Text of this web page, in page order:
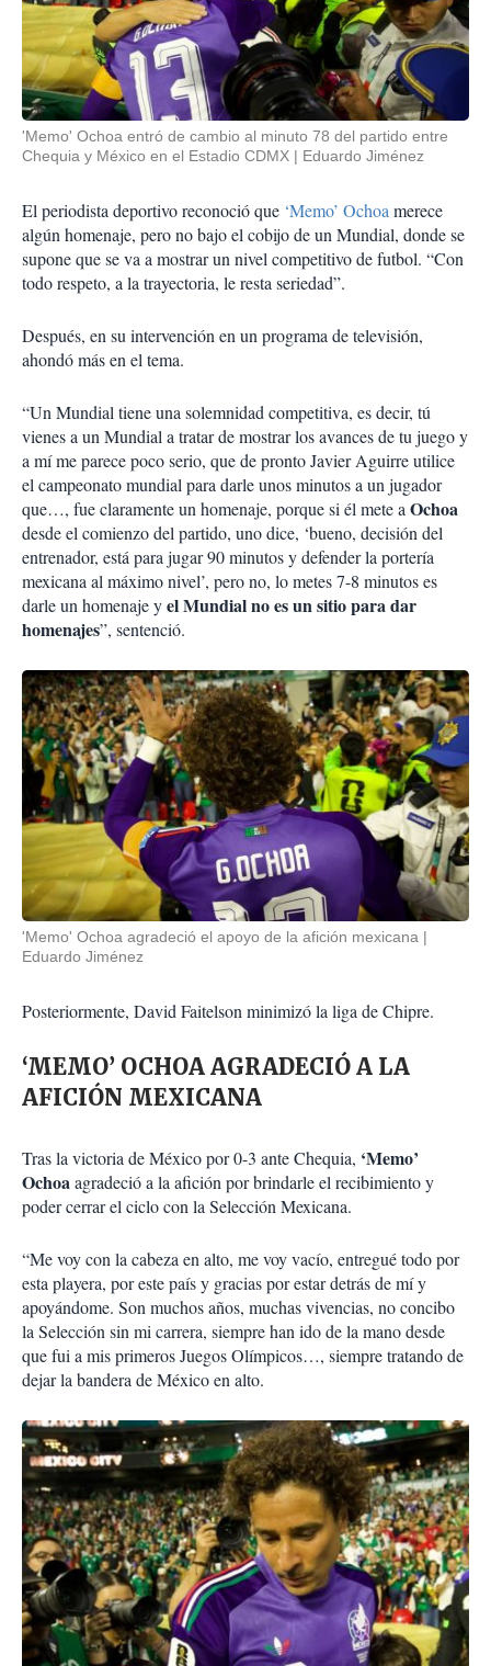
'Memo' Ochoa entró de cambio al minuto 78 del partido entre
Chequia y México en el Estadio CDMX
Eduardo Jiménez
El periodista deportivo reconoció que ‘Memo’ Ochoamerece
algún homenaje, pero no bajo el cobijo de un Mundial, donde se
supone que se va a mostrar un nivel competitivo de futbol. “Con
todo respeto, a la trayectoria, le resta seriedad”.
Después, en su intervención en un programa de televisión,
ahondó más en el tema.
“Un Mundial tiene una solemnidad competitiva, es decir, tú
vienes a un Mundial a tratar de mostrar los avances de tu juego y
a mí me parece poco serio, que de pronto Javier Aguirre utilice
el campeonato mundial para darle unos minutos a un jugador
que…, fue claramente un homenaje, porque si él mete aOchoa
desde el comienzo del partido, uno dice, ‘bueno, decisión del
entrenador, está para jugar 90 minutos y defender la portería
mexicana al máximo nivel’, pero no, lo metes 7-8 minutos es
darle un homenaje yel Mundial no es un sitio para dar
homenajes”, sentenció.
'Memo' Ochoa agradeció el apoyo de la afición mexicana
Eduardo Jiménez
Posteriormente, David Faitelson minimizó la liga de Chipre.
‘MEMO’ OCHOA AGRADECIÓ A LA
AFICIÓN MEXICANA
Tras la victoria de México por 0-3 ante Chequia, ‘Memo’
Ochoaagradeció a la afición por brindarle el recibimiento y
poder cerrar el ciclo con la Selección Mexicana.
“Me voy con la cabeza en alto, me voy vacío, entregué todo por
esta playera, por este país y gracias por estar detrás de mí y
apoyándome. Son muchos años, muchas vivencias, no concibo
la Selección sin mi carrera, siempre han ido de la mano desde
que fui a mis primeros Juegos Olímpicos…, siempre tratando de
dejar la bandera de México en alto.